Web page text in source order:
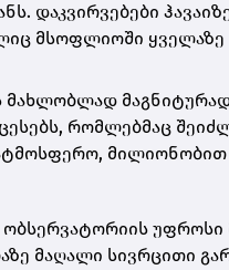
დაკვირვებები
მსოფლიოში
მახლობლად
რომლებმაც
ობსერვატორიის
მაღალი სივრცითი